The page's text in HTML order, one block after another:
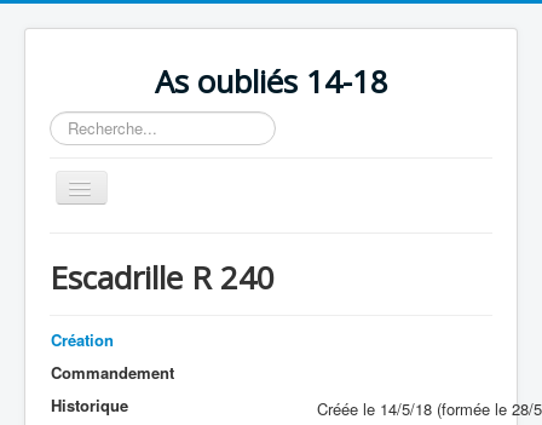
As oubliés 14-18
Rechercher
Basculer
la
Chronologie
Escadrilles
Organisation
Avions
Escadrille R 240
Création
Commandement
Historique
Créée le 14/5/18 (formée le 28/5